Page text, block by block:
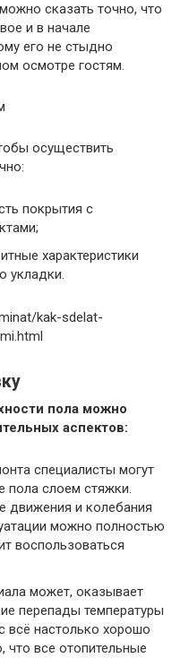
сказать точно, что
и в начале
его не стыдно
осмотре гостям.
осуществить
покрытия с
характеристики
укладки.
kak-sdelat-
пола можно
аспектов:
специалисты могут
пола слоем стяжки.
движения и колебания
можно полностью
воспользоваться
может, оказывает
перепады температуры
всё настолько хорошо
что все отопительные